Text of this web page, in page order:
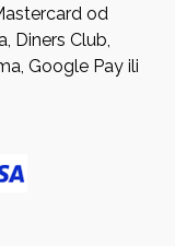
od
Diners Club,
Google Pay ili